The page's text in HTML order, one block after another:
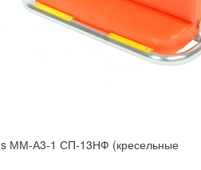
ММ-А3-1 СП-13НФ (кресельные